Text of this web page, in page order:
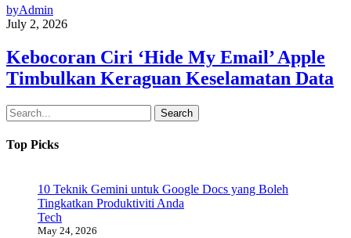
byAdmin
July 2, 2026
Kebocoran Ciri ‘Hide My Email’ Apple
Timbulkan Keraguan Keselamatan Data
Search
Top Picks
10 Teknik Gemini untuk Google Docs yang Boleh
Tingkatkan Produktiviti Anda
Tech
May 24, 2026